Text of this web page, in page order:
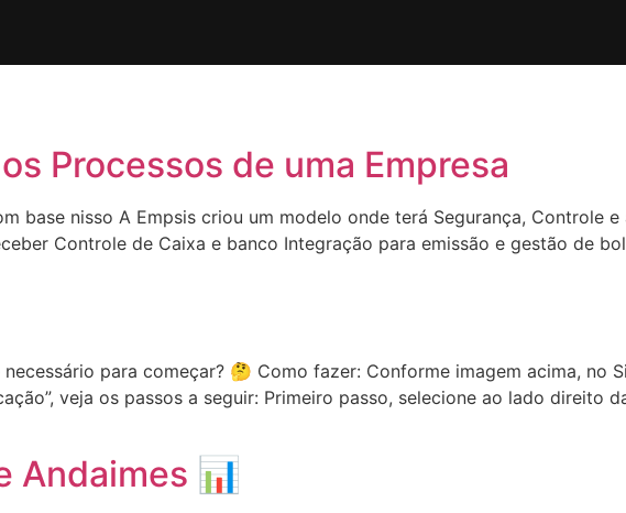
Processos de uma Empresa
base nisso A Empsis criou um modelo onde terá Segurança, Controle
Controle de Caixa e banco Integração para emissão e gestão de
para começar? 🤔 Como fazer: Conforme imagem acima, no
veja os passos a seguir: Primeiro passo, selecione ao lado direito
Andaimes 📊